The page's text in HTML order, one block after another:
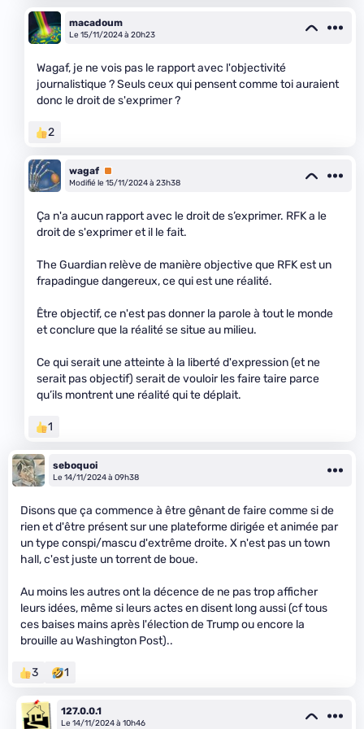
macadoum
Le 15/11/2024 à 20h23
Wagaf, je ne vois pas le rapport avec l'objectivité
journalistique ? Seuls ceux qui pensent comme toi auraient
donc le droit de s'exprimer ?
2
wagaf Premium
Modifié le 15/11/2024 à 23h38
Ça n'a aucun rapport avec le droit de s’exprimer. RFK a le
droit de s'exprimer et il le fait.
The Guardian relève de manière objective que RFK est un
frapadingue dangereux, ce qui est une réalité.
Être objectif, ce n'est pas donner la parole à tout le monde
et conclure que la réalité se situe au milieu.
Ce qui serait une atteinte à la liberté d'expression (et ne
serait pas objectif) serait de vouloir les faire taire parce
qu’ils montrent une réalité qui te déplait.
1
seboquoi
Le 14/11/2024 à 09h38
Disons que ça commence à être gênant de faire comme si de
rien et d'être présent sur une plateforme dirigée et animée par
un type conspi/mascu d'extrême droite. X n'est pas un town
hall, c'est juste un torrent de boue.
Au moins les autres ont la décence de ne pas trop afficher
leurs idées, même si leurs actes en disent long aussi (cf tous
ces baises mains après l'élection de Trump ou encore la
brouille au Washington Post)..
3 1
127.0.0.1
Le 14/11/2024 à 10h46